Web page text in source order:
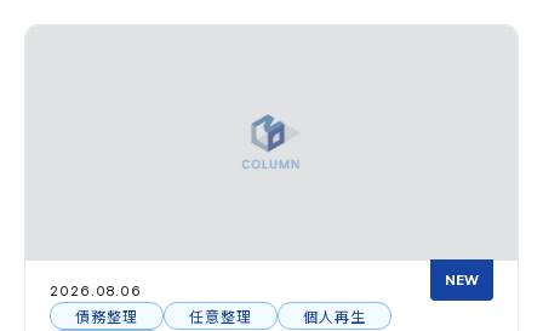
2026.08.06
NEW
債務整理
任意整理
個人再生